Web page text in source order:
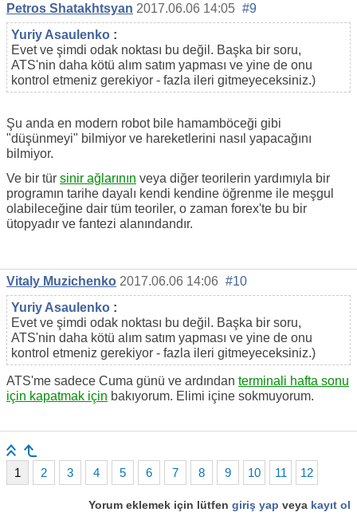
Petros Shatakhtsyan 2017.06.06 14:05 #9
Yuriy Asaulenko :
Evet ve şimdi odak noktası bu değil. Başka bir soru,
ATS'nin daha kötü alım satım yapması ve yine de onu
kontrol etmeniz gerekiyor - fazla ileri gitmeyeceksiniz.)
Şu anda en modern robot bile hamamböceği gibi
"düşünmeyi" bilmiyor ve hareketlerini nasıl yapacağını
bilmiyor.
Ve bir tür sinir ağlarının veya diğer teorilerin yardımıyla bir
programın tarihe dayalı kendi kendine öğrenme ile meşgul
olabileceğine dair tüm teoriler, o zaman forex'te bu bir
ütopyadır ve fantezi alanındandır.
Vitaly Muzichenko 2017.06.06 14:06 #10
Yuriy Asaulenko :
Evet ve şimdi odak noktası bu değil. Başka bir soru,
ATS'nin daha kötü alım satım yapması ve yine de onu
kontrol etmeniz gerekiyor - fazla ileri gitmeyeceksiniz.)
ATS'me sadece Cuma günü ve ardından terminali hafta sonu
için kapatmak için bakıyorum. Elimi içine sokmuyorum.
1 2 3 4 5 6 7 8 9 10 11 12
Yorum eklemek için lütfen giriş yap veya kayıt ol